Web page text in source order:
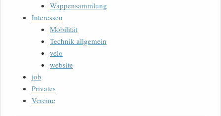
Wappensammlung
Interessen
Mobilität
Technik allgemein
velo
website
job
Privates
Vereine